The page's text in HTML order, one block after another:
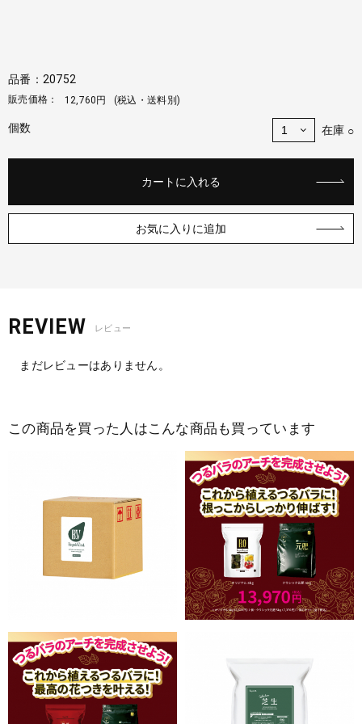
品番：20752
販売価格： 12,760円 (税込・送料別)
個数 在庫 ○
カートに入れる
お気に入りに追加
REVIEW レビュー
まだレビューはありません。
この商品を買った人はこんな商品も買っています